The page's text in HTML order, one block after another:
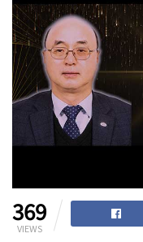
369
VIEWS